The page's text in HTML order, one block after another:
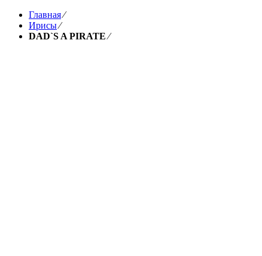
Главная⁄
Ирисы⁄
DAD`S A PIRATE⁄